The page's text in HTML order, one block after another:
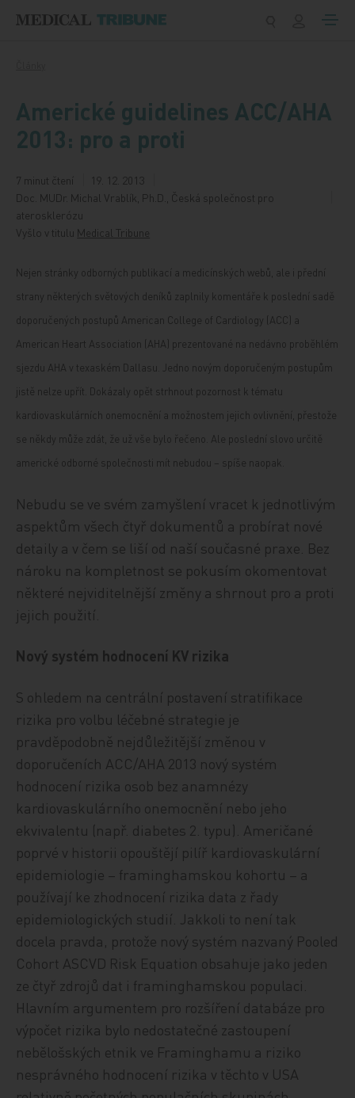
Americké guidelines ACC/AHA
2013: pro a proti
7 minut čtení
19. 12. 2013
Doc. MUDr. Michal Vrablík, Ph.D., Česká společnost pro
aterosklerózu
Vyšlo v titulu Medical Tribune
Nejen stránky odborných publikací a medicínských webů, ale i přední
strany některých světových deníků zaplnily komentáře k poslední sadě
doporučených postupů American College of Cardiology (ACC) a
American Heart Association (AHA) prezentované na nedávno proběhlém
sjezdu AHA v texaském Dallasu. Jedno novým doporučeným postupům
jistě nelze upřít. Dokázaly opět strhnout pozornost k tématu
kardiovaskulárních onemocnění a možnostem jejich ovlivnění, přestože
se někdy může zdát, že už vše bylo řečeno. Ale poslední slovo určitě
americké odborné společnosti mít nebudou – spíše naopak.
Nebudu se ve svém zamyšlení vracet k jednotlivým
aspektům všech čtyř dokumentů a probírat nové
detaily a v čem se liší od naší současné praxe. Bez
nároku na kompletnost se pokusím okomentovat
některé nejviditelnější změny a shrnout pro a proti
jejich použití.
Nový systém hodnocení KV rizika
S ohledem na centrální postavení stratifikace
rizika pro volbu léčebné strategie je
pravděpodobně nejdůležitější změnou v
doporučeních ACC/AHA 2013 nový systém
hodnocení rizika osob bez anamnézy
kardiovaskulárního onemocnění nebo jeho
ekvivalentu (např. diabetes 2. typu). Američané
poprvé v historii opouštějí pilíř kardiovaskulární
epidemiologie – framinghamskou kohortu – a
používají ke zhodnocení rizika data z řady
epidemiologických studií. Jakkoli to není tak
docela pravda, protože nový systém nazvaný Pooled
Cohort ASCVD Risk Equation obsahuje jako jeden
ze čtyř zdrojů dat i framinghamskou populaci.
Hlavním argumentem pro rozšíření databáze pro
výpočet rizika bylo nedostatečné zastoupení
nebělošských etnik ve Framinghamu a riziko
nesprávného hodnocení rizika v těchto v USA